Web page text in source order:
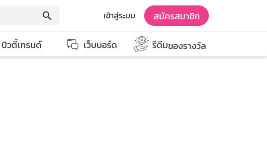
search เข้าสู่ระบบ สมัครสมาชิก
บิวตี้เทรนด์ เว็บบอร์ด รีดีมของรางวัล